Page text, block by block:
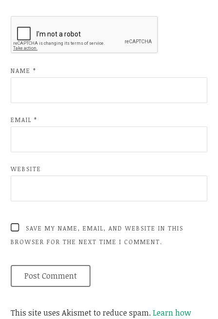
NAME*
EMAIL*
WEBSITE
SAVE MY NAME, EMAIL, AND WEBSITE IN THIS
BROWSER FOR THE NEXT TIME I COMMENT.
This site uses Akismet to reduce spam.Learn how